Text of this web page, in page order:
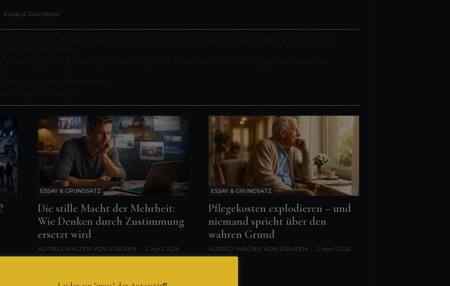
Essay & Grundsatz
ESSAY & GRUNDSATZ
Die stille Macht der Mehrheit:
Wie Denken durch Zustimmung
ersetzt wird
ALFRED-WALTER VON STAUFEN - 3. April 2026
ESSAY & GRUNDSATZ
Pflegekosten explodieren – und
niemand spricht über den
wahren Grund
ALFRED-WALTER VON STAUFEN - 2. April 2026